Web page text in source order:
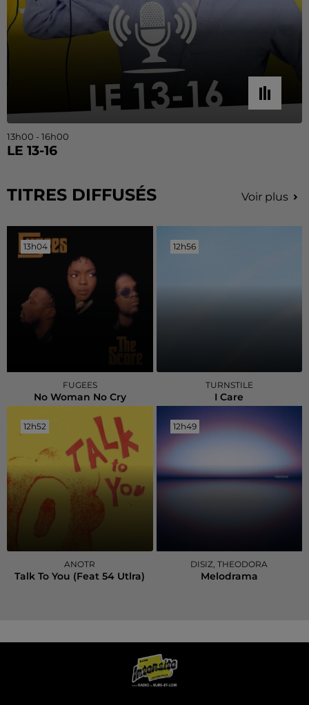
13h00 - 16h00
LE 13-16
TITRES DIFFUSÉS Voir plus
13h04
13h04
FUGEES
No Woman No Cry
12h56
12h56
TURNSTILE
I Care
12h52
12h52
ANOTR
Talk To You (feat 54 Utlra)
12h49
12h49
DISIZ, THEODORA
Melodrama